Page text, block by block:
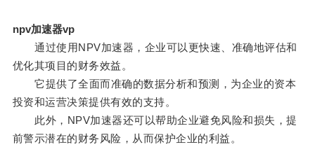
npv加速器vp
通过使用NPV加速器，企业可以更快速、准确地评估和
优化其项目的财务效益。
它提供了全面而准确的数据分析和预测，为企业的资本
投资和运营决策提供有效的支持。
此外，NPV加速器还可以帮助企业避免风险和损失，提
前警示潜在的财务风险，从而保护企业的利益。